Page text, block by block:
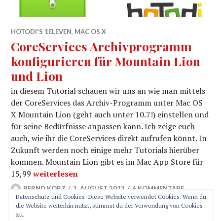
HOTODI'S 1ELEVEN, MAC OS X
CoreServices Archivprogramm
konfigurieren für Mountain Lion
und Lion
in diesem Tutorial schauen wir uns an wie man mittels
der CoreServices das Archiv-Programm unter Mac OS
X Mountain Lion (geht auch unter 10.7!) einstellen und
für seine Bedürfnisse anpassen kann. Ich zeige euch
auch, wie ihr die CoreServices direkt aufrufen könnt. In
Zukunft werden noch einige mehr Tutorials hierüber
kommen. Mountain Lion gibt es im Mac App Store für
15,99CoreServices Archivprogramm konfigurieren
weiterlesen
BERND KORZ 2. AUGUST 2012 6 KOMMENTARE
Datenschutz und Cookies: Diese Website verwendet Cookies. Wenn du
die Website weiterhin nutzt, stimmst du der Verwendung von Cookies
zu.